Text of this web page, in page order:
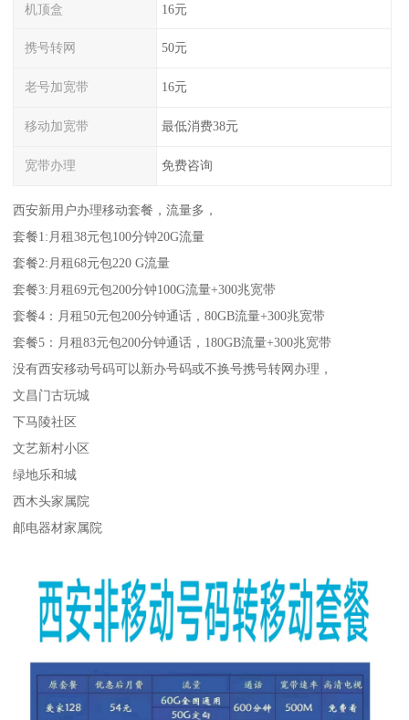
机顶盒 16元
携号转网 50元
老号加宽带 16元
移动加宽带 最低消费38元
宽带办理 免费咨询
西安新用户办理移动套餐，流量多，
套餐1:月租38元包100分钟20G流量
套餐2:月租68元包220 G流量
套餐3:月租69元包200分钟100G流量+300兆宽带
套餐4：月租50元包200分钟通话，80GB流量+300兆宽带
套餐5：月租83元包200分钟通话，180GB流量+300兆宽带
没有西安移动号码可以新办号码或不换号携号转网办理，
文昌门古玩城
下马陵社区
文艺新村小区
绿地乐和城
西木头家属院
邮电器材家属院